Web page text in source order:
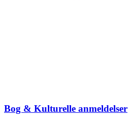
Bog & Kulturelle anmeldelser